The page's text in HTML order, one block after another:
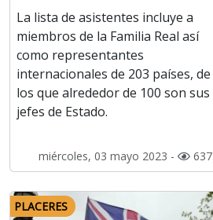
La lista de asistentes incluye a
miembros de la Familia Real así
como representantes
internacionales de 203 países, de
los que alrededor de 100 son sus
jefes de Estado.
miércoles, 03 mayo 2023 - 637
PLACERES